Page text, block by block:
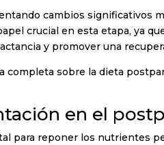
cambios significativos
crucial en esta etapa, ya
y promover una
completa sobre la dieta
en el
para reponer los nutrientes